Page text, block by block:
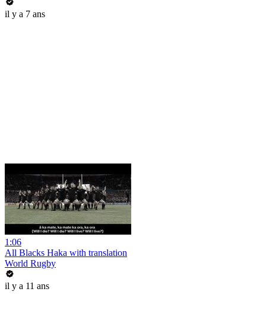
il y a 7 ans
1:06
All Blacks Haka with translation
World Rugby
il y a 11 ans